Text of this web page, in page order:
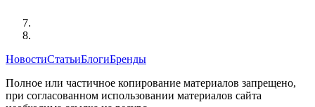
НовостиСтатьиБлогиБренды
Полное или частичное копирование материалов запрещено,
при согласованном использовании материалов сайта